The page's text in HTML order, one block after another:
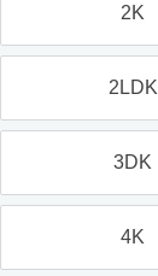
2K
2LDK
3DK
4K